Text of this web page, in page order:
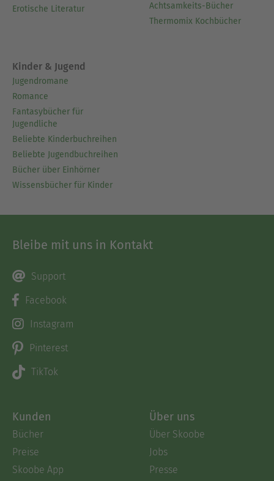
Erotische Literatur
Achtsamkeits-Bücher
Thermomix Kochbücher
Kinder & Jugend
Jugendromane
Romance
Fantasybücher für
Jugendliche
Beliebte Kinderbuchreihen
Beliebte Jugendbuchreihen
Bücher über Einhörner
Wissensbücher für Kinder
Bleibe mit uns in Kontakt
Support
Facebook
Instagram
Pinterest
TikTok
Kunden
Bücher
Preise
Skoobe App
Über uns
Über Skoobe
Jobs
Presse